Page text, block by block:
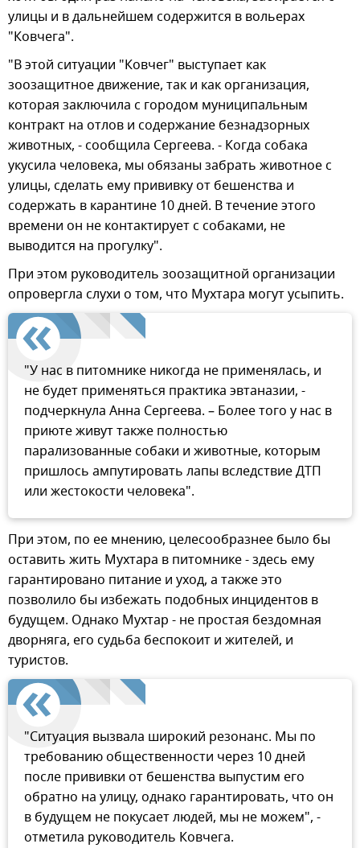
улицы и в дальнейшем содержится в вольерах
"Ковчега".
"В этой ситуации "Ковчег" выступает как
зоозащитное движение, так и как организация,
которая заключила с городом муниципальным
контракт на отлов и содержание безнадзорных
животных, - сообщила Сергеева. - Когда собака
укусила человека, мы обязаны забрать животное с
улицы, сделать ему прививку от бешенства и
содержать в карантине 10 дней. В течение этого
времени он не контактирует с собаками, не
выводится на прогулку".
При этом руководитель зоозащитной организации
опровергла слухи о том, что Мухтара могут усыпить.
"У нас в питомнике никогда не применялась, и
не будет применяться практика эвтаназии, -
подчеркнула Анна Сергеева. – Более того у нас в
приюте живут также полностью
парализованные собаки и животные, которым
пришлось ампутировать лапы вследствие ДТП
или жестокости человека".
При этом, по ее мнению, целесообразнее было бы
оставить жить Мухтара в питомнике - здесь ему
гарантировано питание и уход, а также это
позволило бы избежать подобных инцидентов в
будущем. Однако Мухтар - не простая бездомная
дворняга, его судьба беспокоит и жителей, и
туристов.
"Ситуация вызвала широкий резонанс. Мы по
требованию общественности через 10 дней
после прививки от бешенства выпустим его
обратно на улицу, однако гарантировать, что он
в будущем не покусает людей, мы не можем", -
отметила руководитель Ковчега.